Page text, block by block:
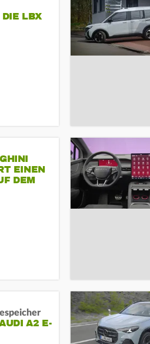
DIE LBX
EINEN
DEM
A2 E-